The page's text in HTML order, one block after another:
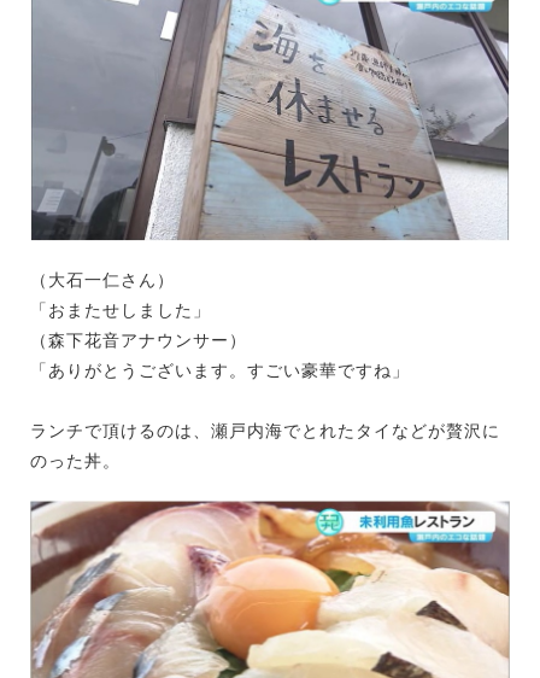
（大石一仁さん）
「おまたせしました」
（森下花音アナウンサー）
「ありがとうございます。すごい豪華ですね」
ランチで頂けるのは、瀬戸内海でとれたタイなどが贅沢に
のった丼。